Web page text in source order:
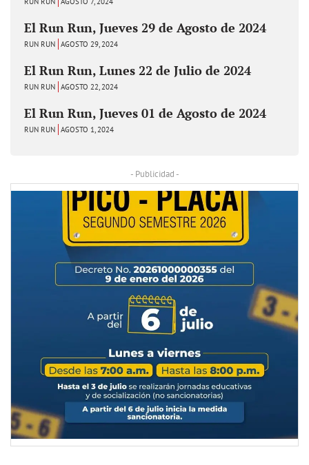
El Run Run, Jueves 29 de Agosto de 2024
RUN RUN AGOSTO 29, 2024
El Run Run, Lunes 22 de Julio de 2024
RUN RUN AGOSTO 22, 2024
El Run Run, Jueves 01 de Agosto de 2024
RUN RUN AGOSTO 1, 2024
- Publicidad -